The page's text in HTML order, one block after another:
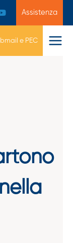
Assistenza
e PEC